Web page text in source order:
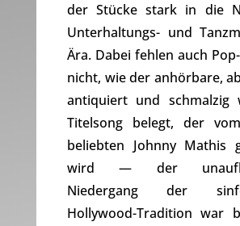
der Stücke stark in die
Unterhaltungs- und
Ära. Dabei fehlen auch
nicht, wie der anhörbare,
antiquiert und schmalzig
Titelsong belegt, der
beliebten Johnny Mathis
wird — der
Niedergang der
Hollywood-Tradition war